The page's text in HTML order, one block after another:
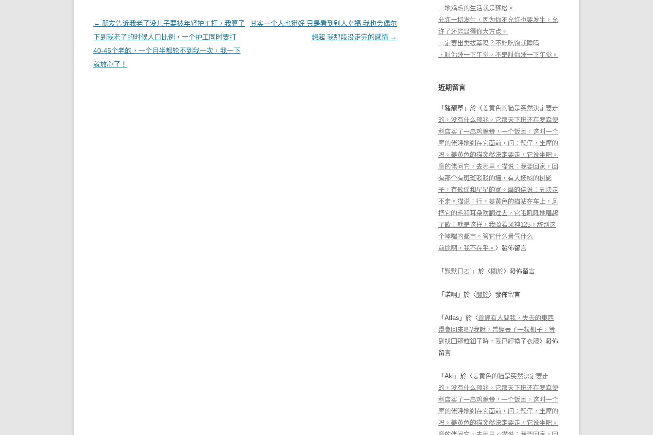
文章導覽
← 朋友告诉我老了没儿子要被年轻护工打，我算了
下到我老了的时候人口比例，一个护工同时要打
40-45个老的，一个月半都轮不到我一次，我一下
就放心了！
其实一个人也挺好 只是看到别人幸福 我也会偶尔
想起 我那段没走完的感情 →
一地鸡毛的生活就是蓬松。
允许一切发生，因为你不允许也要发生，允
许了还能显得你大方点。
一定要出类拔萃吗？不能吃饱就睡吗
、訨你睡一下午觉，不是訨你睡一下午觉。
近期留言
「 豬籠草 」於〈姜黄色的猫是突然決定要走
的，没有什么预兆，它那天下班还在罗森便
利店买了一串鸡脆骨，一个饭团，这时一个
摩的佬呼地刹在它面前，问：靓仔，坐摩的
吗。姜黄色的猫突然決定要走，它说坐吧。
摩的佬问它，去哪里。猫说：我要回家，回
有那个有斑斑驳驳的墙，有大杨树的树影
子，有歌谣和星星的家。摩的佬说：五块走
不走。猫说：行。姜黄色的猫站在车上，风
把它的毛和耳朵吹翻过去，它哦吼吼地唱起
了歌：就是这样，我骑着风神125，辞别这
个哮喘的都市。管它什么景气什么
前途啊，我不在乎。 〉發佈留言
「 默默ㄇㄛˋ 」於〈 關於〉發佈留言
「 诺啊 」於〈 關於〉發佈留言
「 Atlas 」於〈曾經有人問我，失去的東西
還會回來嗎?我說，曾經丟了一粒釦子，等
到找回那粒釦子時，我已經換了衣服〉發佈
留言
「 Aki 」於〈姜黄色的猫是突然決定要走
的，没有什么预兆，它那天下班还在罗森便
利店买了一串鸡脆骨，一个饭团，这时一个
摩的佬呼地刹在它面前，问：靓仔，坐摩的
吗。姜黄色的猫突然決定要走，它说坐吧。